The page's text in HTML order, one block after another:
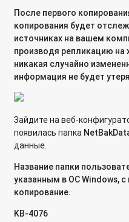
он выступал в качестве
XProtect Professional
Могут ли жесткие диски
(режим прекращения
экономии энергии, когда
странице
позднее установленного
Что означает сообщение
Можно на сетевом
жестком диске?
После первого
копирования будет
источниках на вашем
производя репликацию
никакая случайно
информация не будет
Зайдите на веб-
появилась папка
данные.
Название папки
указанным в ОС Windows,
копирование.
KB-4076